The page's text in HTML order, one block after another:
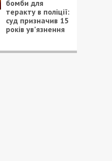
бомби для
теракту в поліції:
суд призначив 15
років ув’язнення